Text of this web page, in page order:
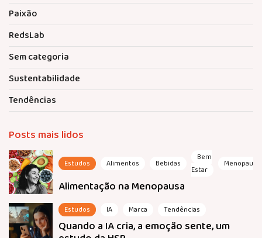
Paixão
RedsLab
Sem categoria
Sustentabilidade
Tendências
Posts mais lidos
Estudos Alimentos Bebidas
Bem
Estar
Menopausa
Alimentação na Menopausa
Estudos IA Marca Tendências
Quando a IA cria, a emoção sente, um